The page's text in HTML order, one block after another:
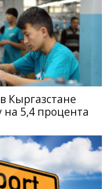
Кыргазстане
на 5,4 процента